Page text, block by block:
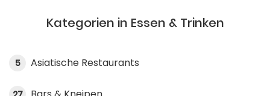
Kategorien in Essen & Trinken
5 Asiatische Restaurants